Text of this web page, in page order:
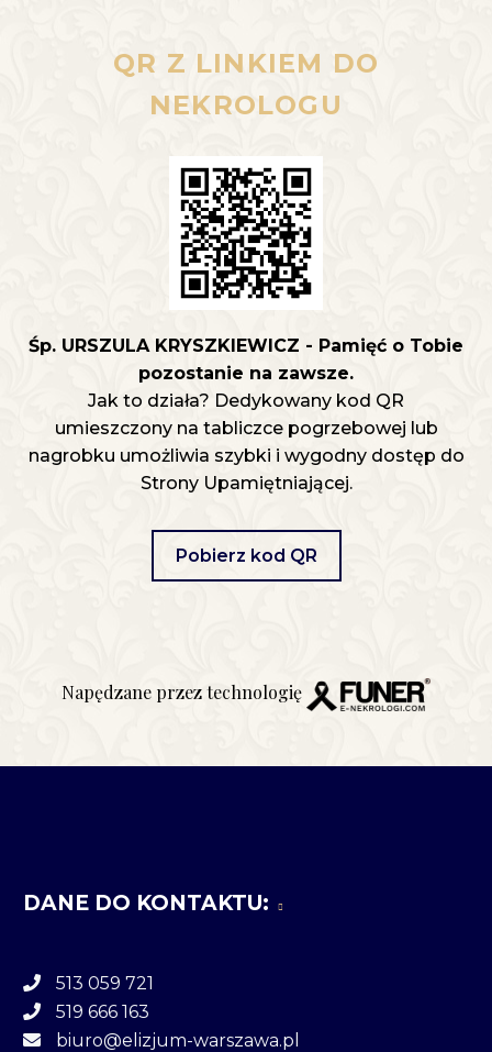
QR Z LINKIEM DO
NEKROLOGU
Śp. URSZULA KRYSZKIEWICZ - Pamięć o Tobie
pozostanie na zawsze.
Jak to działa? Dedykowany kod QR
umieszczony na tabliczce pogrzebowej lub
nagrobku umożliwia szybki i wygodny dostęp do
Strony Upamiętniającej.
Pobierz kod QR
Napędzane przez technologię
DANE DO KONTAKTU:
513 059 721
519 666 163
biuro@elizjum-warszawa.pl